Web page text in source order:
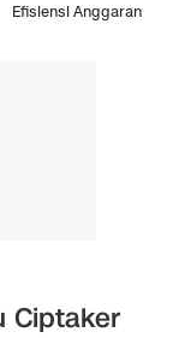
Efisiensi Anggaran
Ciptaker